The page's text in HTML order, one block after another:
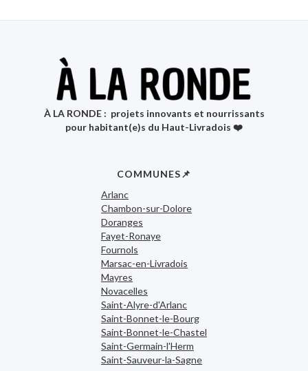
COMMUNES📌
Arlanc
Chambon-sur-Dolore
Doranges
Fayet-Ronaye
Fournols
Marsac-en-Livradois
Mayres
Novacelles
Saint-Alyre-d'Arlanc
Saint-Bonnet-le-Bourg
Saint-Bonnet-le-Chastel
Saint-Germain-l'Herm
Saint-Sauveur-la-Sagne
À LA RONDE : projets innovants et nourrissants
pour habitant(e)s du Haut-Livradois ❤️